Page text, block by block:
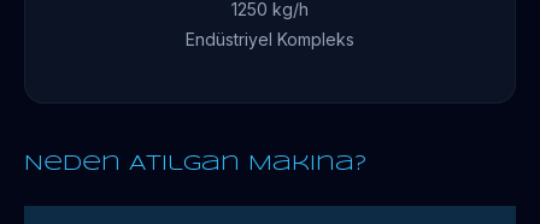
1250 kg/h
Endüstriyel Kompleks
Neden Atılgan Makina?